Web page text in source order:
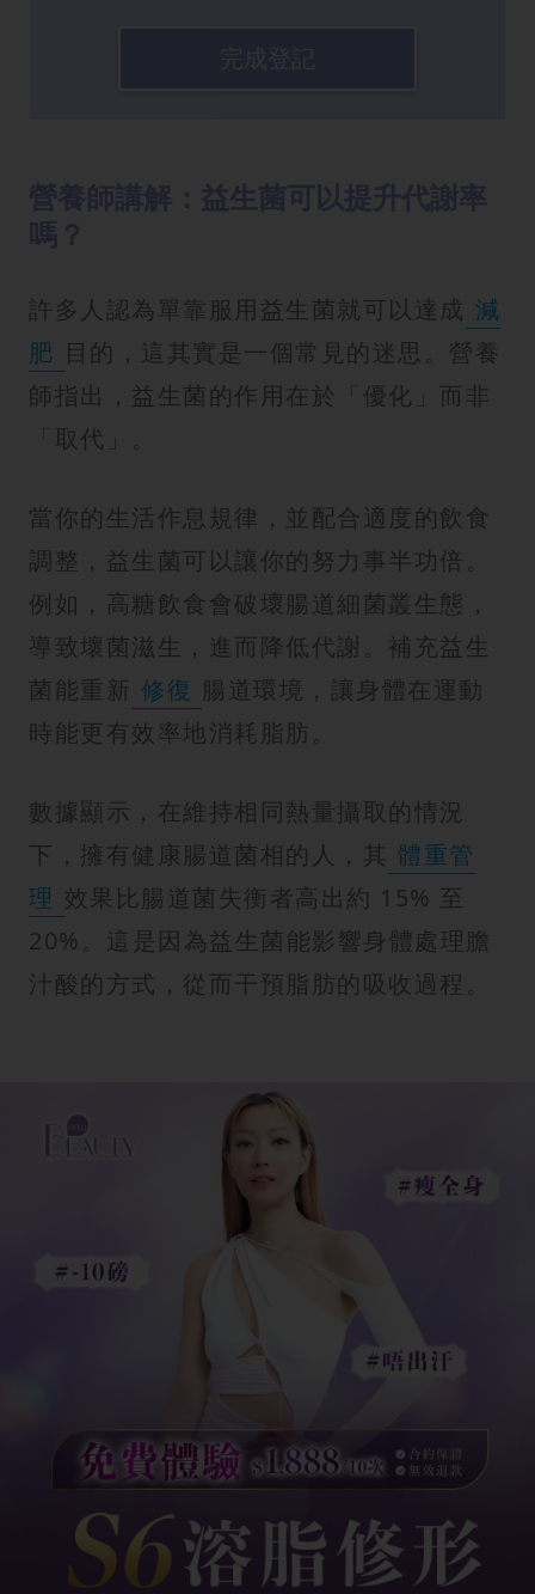
許多人認為單靠服用益生菌就可以達成 減
肥 目的，這其實是一個常見的迷思。營養
師指出，益生菌的作用在於「優化」而非
「取代」。
當你的生活作息規律，並配合適度的飲食
調整，益生菌可以讓你的努力事半功倍。
例如，高糖飲食會破壞腸道細菌叢生態，
導致壞菌滋生，進而降低代謝。補充益生
菌能重新 修復 腸道環境，讓身體在運動
時能更有效率地消耗脂肪。
數據顯示，在維持相同熱量攝取的情況
下，擁有健康腸道菌相的人，其 體重管
理 效果比腸道菌失衡者高出約 15% 至
20%。這是因為益生菌能影響身體處理膽
汁酸的方式，從而干預脂肪的吸收過程。